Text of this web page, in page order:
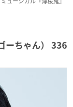
ーちゃん） 336